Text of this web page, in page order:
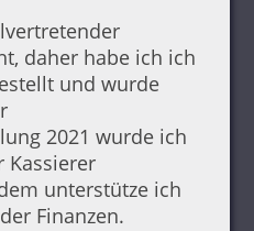
daher habe ich ich
und wurde
2021 wurde ich
Kassierer
unterstütze ich
Finanzen.